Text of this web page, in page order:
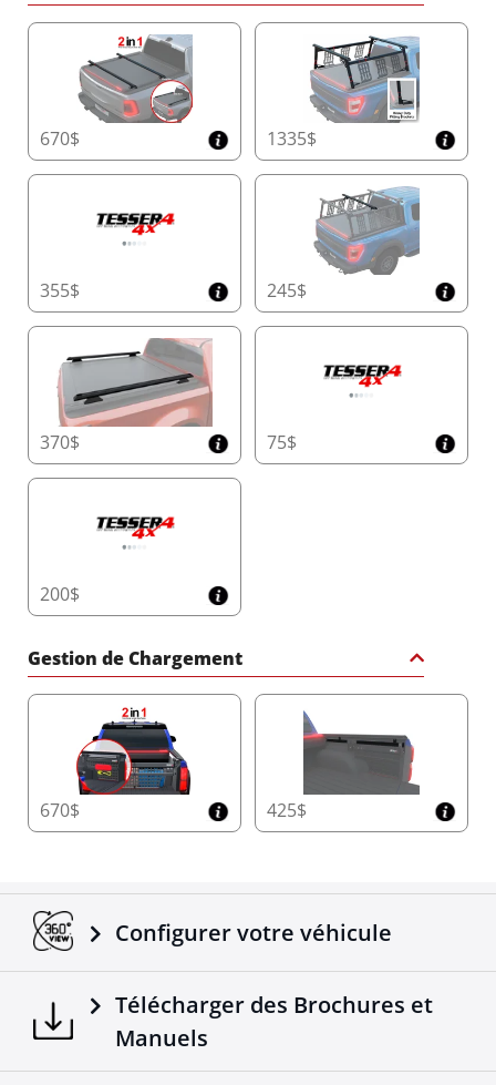
Ce design innovant offre plus d'espace de
chargement utilisable sans compromettre la
durabilité.
Couvercle de Conteneur avec Accès Facile
Effectuez facilement l'entretien grâce au
couvercle de conteneur spécialement conçu,
offrant un accès rapide et sans effort au Tessera
Roll+, garantissant un fonctionnement fluide et
une longue durée de vie.
Rails Latéraux de Précision Fabriqués à la Main
Construit avec des rails latéraux de précision de
5 mm d'épaisseur, le Tessera Roll+ garantit un
support structurel supérieur, une isolation
résistante aux intempéries et une intégration
facile avec les arceaux et les rampes.
Système d'Accessoires T-Slot Sans Perçage
bagages, des barres transversales et bien plus
encore avec le système T-slot, conçu pour une
la fonctionnalité de votre pickup sans
compromis.
Passez au Tessera Roll+ Électrique
une durabilité premium, une technologie avancée et une
sécurité imbattable. Le Tessera Roll+ Électrique n'est pas
seulement une couverture de benne—c'est une
amélioration de style de vie.
Plus d'informations
670$ 1335$
355$ 245$
370$ 75$
200$
Gestion de Chargement
670$ 425$
Configurer votre véhicule
Télécharger des Brochures et
Manuels